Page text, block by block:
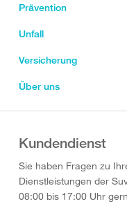
Prävention
Unfall
Versicherung
Über uns
Kundendienst
Sie haben Fragen zu
Dienstleistungen der
08:00 bis 17:00 Uhr